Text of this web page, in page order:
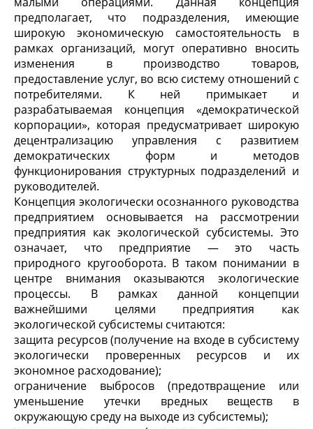
предполагает, что подразделения, имеющие
широкую экономическую самостоятельность в
рамках организаций, могут оперативно вносить
изменения в производство товаров,
предоставление услуг, во всю систему отношений с
потребителями. К ней примыкает и
разрабатываемая концепция «демократической
корпорации», которая предусматривает широкую
децентрализацию управления с развитием
демократических форм и методов
функционирования структурных подразделений и
руководителей.
Концепция экологически осознанного руководства
предприятием основывается на рассмотрении
предприятия как экологической субсистемы. Это
означает, что предприятие — это часть
природного кругооборота. В таком понимании в
центре внимания оказываются экологические
процессы. В рамках данной концепции
важнейшими целями предприятия как
экологической субсистемы считаются:
защита ресурсов (получение на входе в субсистему
экологически проверенных ресурсов и их
экономное расходование);
ограничение выбросов (предотвращение или
уменьшение утечки вредных веществ в
окружающую среду на выходе из субсистемы);